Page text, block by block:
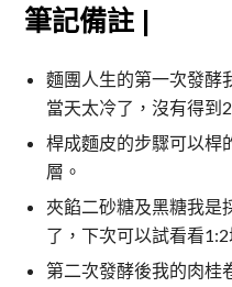
筆記備註 |
麵團人生的第一次發酵
當天太冷了，沒有得到
桿成麵皮的步驟可以桿
層。
夾餡二砂糖及黑糖我是
了，下次可以試看看
第二次發酵後我的肉桂